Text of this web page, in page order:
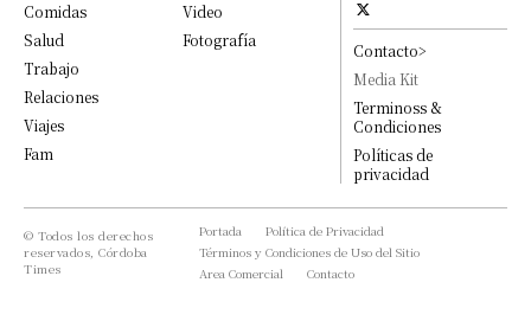
Comidas
Salud
Trabajo
Relaciones
Viajes
Fam
Video
Fotografía
Contacto>
Media Kit
Terminoss &
Condiciones
Políticas de
privacidad
© Todos los derechos
reservados, Córdoba
Times
Portada
Política de Privacidad
Términos y Condiciones de Uso del Sitio
Area Comercial
Contacto